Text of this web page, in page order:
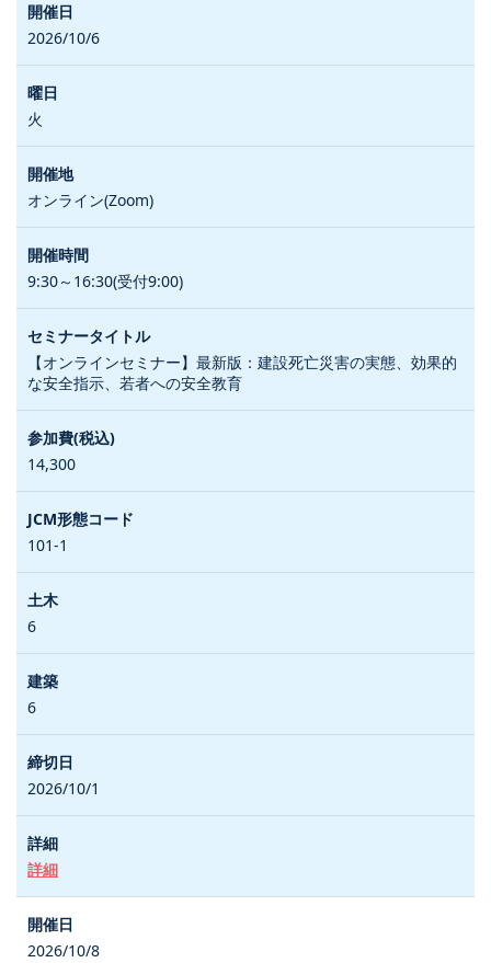
2026/10/6
火
オンライン(Zoom)
9:30～16:30(受付9:00)
【オンラインセミナー】最新版：建設死亡災害の実態、効果的
な安全指示、若者への安全教育
14,300
101-1
6
6
2026/10/1
詳細
2026/10/8